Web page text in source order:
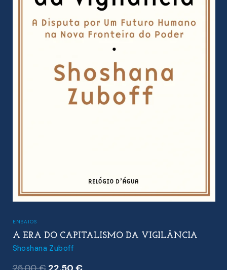
ENSAIOS
A ERA DO CAPITALISMO DA VIGILÂNCIA
Shoshana Zuboff
O
O